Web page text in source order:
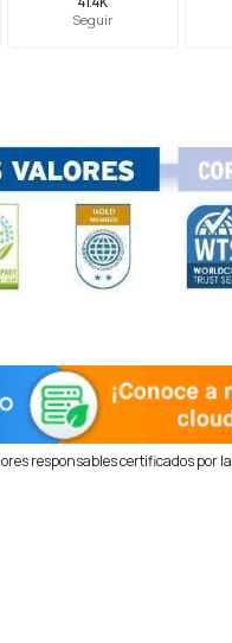
Seguir
responsables certificados por la